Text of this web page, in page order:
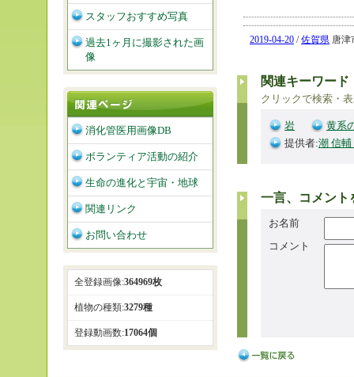
2019-04-20 /佐賀県 唐津
関連キーワード
クリックで検索・
岩
黄系
提供者:潮 信
一言、コメント
お名前
コメント
スタッフおすすめ写真
過去1ヶ月に撮影された画
像
消化管医用画像DB
ボランティア活動の紹介
生命の進化と宇宙・地球
関連リンク
お問い合わせ
全登録画像:364969枚
植物の種類:3279種
登録動画数:17064個